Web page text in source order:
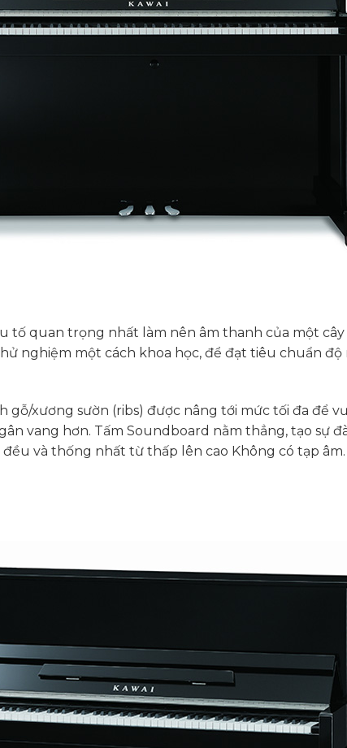
tố quan trọng nhất làm nên âm thanh của một
nghiệm một cách khoa học, để đạt tiêu chuẩn
gỗ/xương sườn (ribs) được nâng tới mức tối đa để
vang hơn. Tấm Soundboard nằm thẳng, tạo sự
và thống nhất từ thấp lên cao Không có tạp âm.